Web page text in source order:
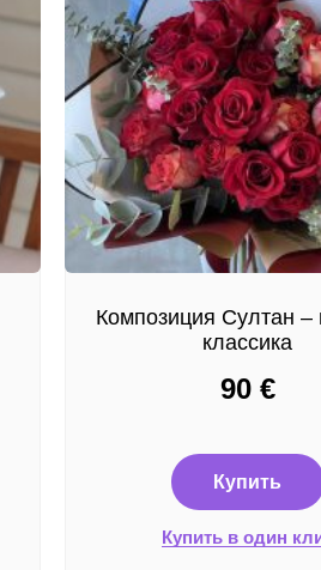
Композиция Султан –
классика
90 €
Купить
Купить в один